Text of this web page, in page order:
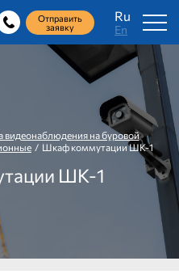
Ru
En
Отправить
заявку
видеонаблюдения на буровой
/ Шкаф коммутации ШК-1
ШК-1